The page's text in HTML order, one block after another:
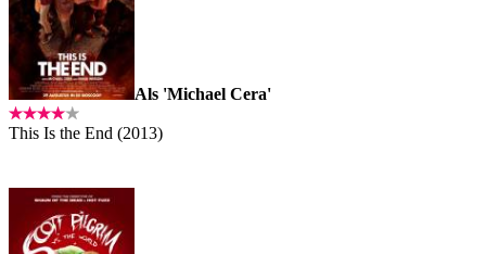
Als 'Michael Cera'
This Is the End (2013)